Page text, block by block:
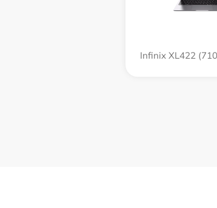
Infinix XL422